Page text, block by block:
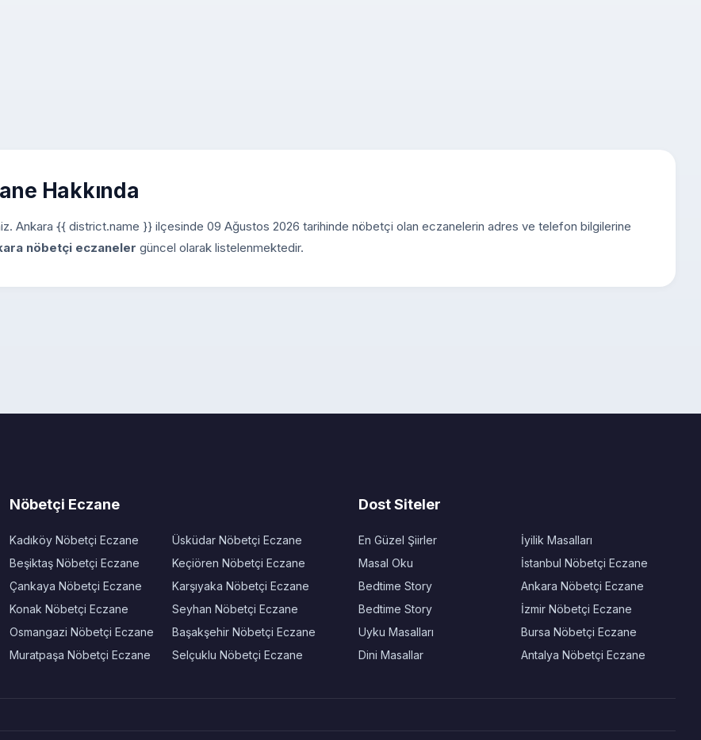
Hakkında
Ankara {{ district.name }} ilçesinde 09 Ağustos 2026 tarihinde nöbetçi olan eczanelerin adres ve telefon bilgilerine
nöbetçi eczaneler güncel olarak listelenmektedir.
Nöbetçi Eczane
Kadıköy Nöbetçi Eczane
Beşiktaş Nöbetçi Eczane
Çankaya Nöbetçi Eczane
Konak Nöbetçi Eczane
Osmangazi Nöbetçi Eczane
Muratpaşa Nöbetçi Eczane
Üsküdar Nöbetçi Eczane
Keçiören Nöbetçi Eczane
Karşıyaka Nöbetçi Eczane
Seyhan Nöbetçi Eczane
Başakşehir Nöbetçi Eczane
Selçuklu Nöbetçi Eczane
Dost Siteler
En Güzel Şiirler
Masal Oku
Bedtime Story
Bedtime Story
Uyku Masalları
Dini Masallar
İyilik Masalları
İstanbul Nöbetçi Eczane
Ankara Nöbetçi Eczane
İzmir Nöbetçi Eczane
Bursa Nöbetçi Eczane
Antalya Nöbetçi Eczane